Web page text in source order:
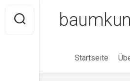
content
Startseite